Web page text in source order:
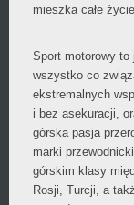
mieszka całe
Sport motorowy to
wszystko co
ekstremalnych
i bez asekuracji,
górska pasja
marki
górskim klasy
Rosji, Turcji, a